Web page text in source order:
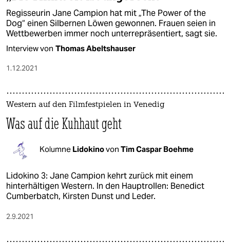
Regisseurin Jane Campion hat mit „The Power of the
Dog“ einen Silbernen Löwen gewonnen. Frauen seien in
Wettbewerben immer noch unterrepräsentiert, sagt sie.
Interview von Thomas Abeltshauser
1.12.2021
Western auf den Filmfestpielen in Venedig
Was auf die Kuhhaut geht
Kolumne Lidokinovon Tim Caspar Boehme
Lidokino 3: Jane Campion kehrt zurück mit einem
hinterhältigen Western. In den Hauptrollen: Benedict
Cumberbatch, Kirsten Dunst und Leder.
2.9.2021